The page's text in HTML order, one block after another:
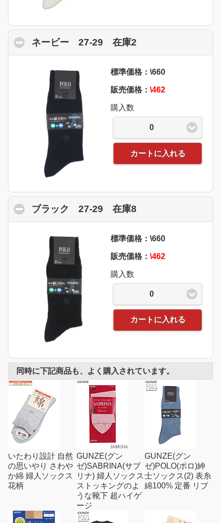
ネービー 27-29 在庫2
標準価格：\660
販売価格： \462
購入数
0
カートに入れる
ブラック 27-29 在庫8
標準価格：\660
販売価格： \462
購入数
0
カートに入れる
同時に下記商品も、よく購入されています。
いたわり設計 自然
の思いやり さわや
か綿 婦人ソックス
花柄
GUNZE(グン
ゼ)SABRINA(サブ
リナ) 婦人ソックス
ストッキングのよ
うな靴下 超ハイゲ
ージ
GUNZE(グン
ゼ)POLO(ポロ)紳
士ソックス(2) 表糸
綿100% 定番 リブ